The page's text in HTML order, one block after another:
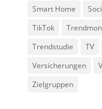
Smart Home
TikTok
Trendstudie
TV
Versicherungen
Zielgruppen